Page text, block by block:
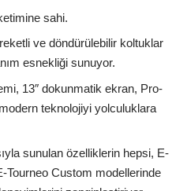
sahi.
ve döndürülebilir koltuklar
esnekliği sunuyor.
13″ dokunmatik ekran, Pro-
teknolojiyi yolculuklara
sunulan özelliklerin hepsi, E-
Tourneo Custom modellerinde